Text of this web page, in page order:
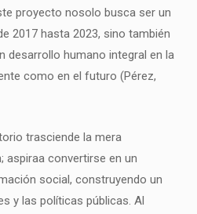
proyecto nosolo busca ser un
2017 hasta 2023, sino también
desarrollo humano integral en la
como en el futuro (Pérez,
trasciende la mera
aspiraa convertirse en un
social, construyendo un
y las políticas públicas. Al